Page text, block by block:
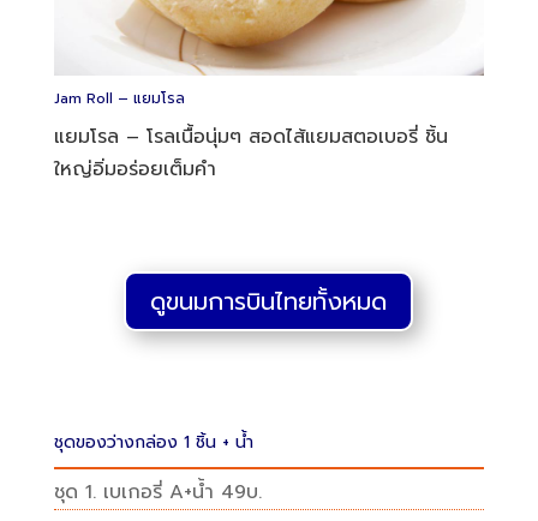
Jam Roll – แยมโรล
แยมโรล – โรลเนื้อนุ่มๆ สอดไส้แยมสตอเบอรี่ ชิ้น
ใหญ่อิ่มอร่อยเต็มคำ
ดูขนมการบินไทยทั้งหมด
ชุดของว่างกล่อง 1 ชิ้น + น้ำ
ชุด 1. เบเกอรี่ A+น้ำ 49บ.